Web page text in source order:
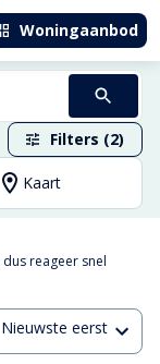
Woningaanbod
Filters (2)
Kaart
dus reageer snel
Nieuwste eerst